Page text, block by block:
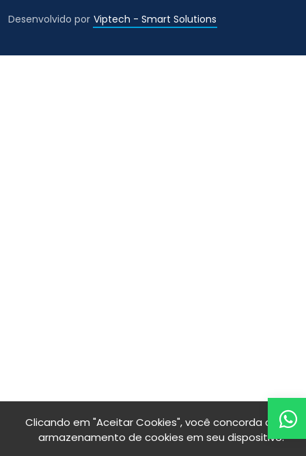
Clicando em "Aceitar Cookies", você concorda com o
armazenamento de cookies em seu dispositivo.
Desenvolvido por Viptech - Smart Solutions